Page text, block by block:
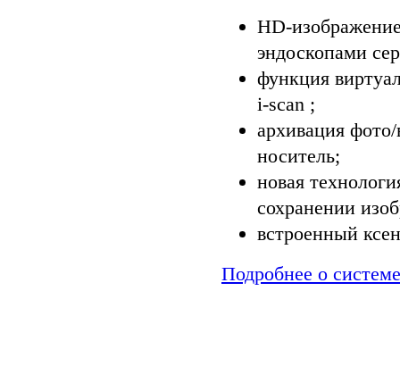
HD-
эндоскопами
функция
i-scan ;
архивация
носитель;
новая
сохранении
встроенный
Подробнее о систе